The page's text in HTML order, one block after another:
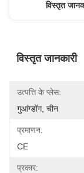
विस्तृत
विस्तृत जानकारी
उत्पत्ति के प्लेस:
गुआंग्डोंग, चीन
प्रमाणन:
CE
प्रकार: